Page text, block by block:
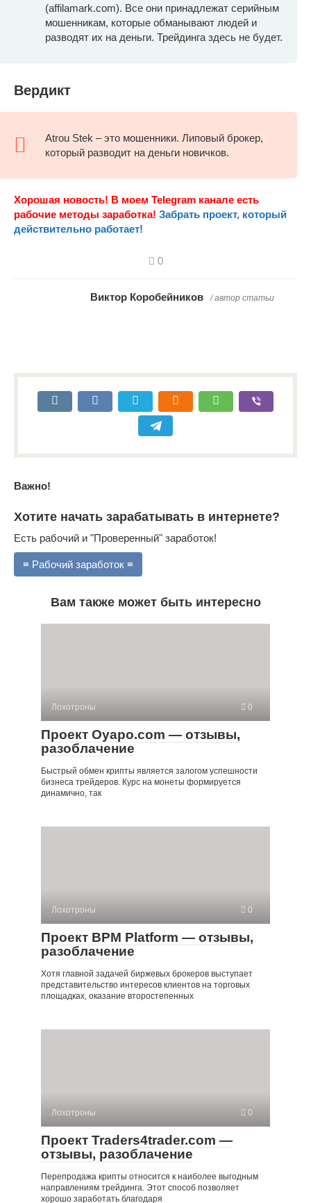
(affilamark.com). Все они принадлежат серийным
мошенникам, которые обманывают людей и
разводят их на деньги. Трейдинга здесь не будет.
Вердикт
Atrou Stek – это мошенники. Липовый брокер,
который разводит на деньги новичков.
Хорошая новость! В моем Telegram канале есть
рабочие методы заработка! Забрать проект, который
действительно работает!
0
Виктор Коробейников / автор статьи
Важно!
Хотите начать зарабатывать в интернете?
Есть рабочий и "Проверенный" заработок!
≡ Рабочий заработок ≡
Вам также может быть интересно
Лохотроны 0
Проект Oyapo.com — отзывы,
разоблачение
Быстрый обмен крипты является залогом успешности
бизнеса трейдеров. Курс на монеты формируется
динамично, так
Лохотроны 0
Проект BPM Platform — отзывы,
разоблачение
Хотя главной задачей биржевых брокеров выступает
представительство интересов клиентов на торговых
площадках, оказание второстепенных
Лохотроны 0
Проект Traders4trader.com —
отзывы, разоблачение
Перепродажа крипты относится к наиболее выгодным
направлениям трейдинга. Этот способ позволяет
хорошо заработать благодаря